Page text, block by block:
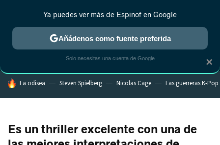
MENÚ NUEVO
ESTRENOS REALITY ANIME RANKINGS CINE
HOY SE HABLA DE
La odisea Steven Spielberg Nicolas Cage Las guerreras K-Pop
Es un thriller excelente con una de
×
Ya puedes ver más de Espinof en Google
Añádenos como fuente preferida
Solo necesitas una cuenta de Google